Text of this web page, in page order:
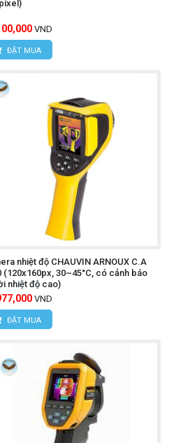
VND
ĐẶT MUA
nhiệt độ CHAUVIN ARNOUX C.A
(120x160px, 30~45°C, có cảnh báo
nhiệt độ cao)
VND
ĐẶT MUA